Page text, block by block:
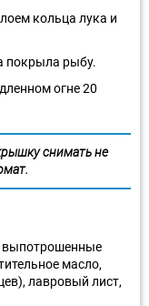
кольца лука и
покрыла рыбу.
огне 20
снимать не
выпотрошенные
масло,
лавровый лист,